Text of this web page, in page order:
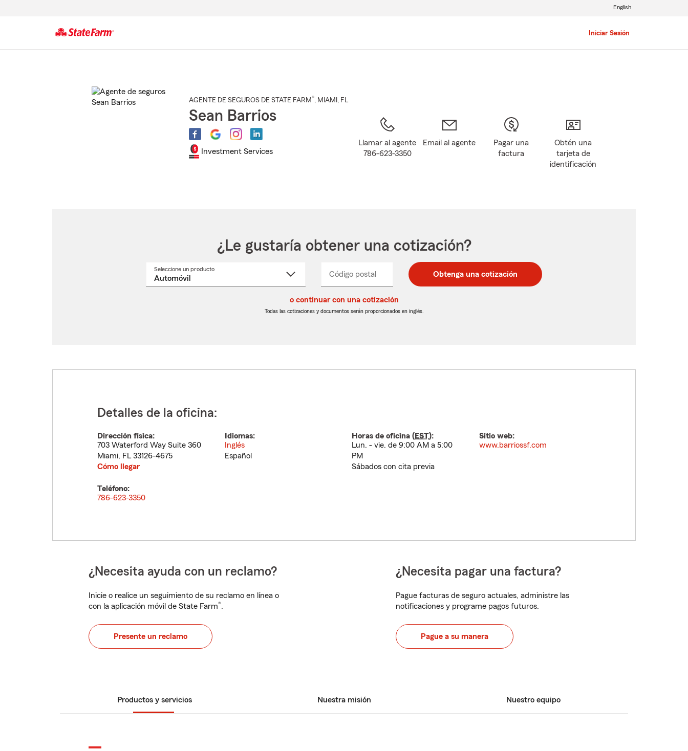
Iniciar Sesión
English
AGENTE DE SEGUROS DE STATE FARM®, MIAMI , FL
Sean Barrios
Investment Services
Llamar al agente
786-623-3350
Email al agente
Pagar una
factura
Obtén una
tarjeta de
identificación
¿Le gustaría obtener una cotización?
Seleccione un productoSeleccione
Código postal
postal
de
postal
de
_____ Obtenga una cotización
o continuar con una cotización
Todas las cotizaciones y documentos serán proporcionados en inglés.
Detalles de la oficina:
Dirección física:
703 Waterford Way Suite 360
Miami, FL 33126-4675
Cómo llegar
Idiomas:
Inglés
Español
Horas de oficina (EST):
Lun. - vie. de 9:00 AM a 5:00
PM
Sábados con cita previa
Sitio web:
www.barriossf.com
Teléfono:
786-623-3350
¿Necesita ayuda con un reclamo?
Inicie o realice un seguimiento de su reclamo en línea o
con la aplicación móvil de State Farm®.
Presente un reclamo
¿Necesita pagar una factura?
Pague facturas de seguro actuales, administre las
notificaciones y programe pagos futuros.
Pague a su manera
Productos y servicios Nuestra misión Nuestro equipo